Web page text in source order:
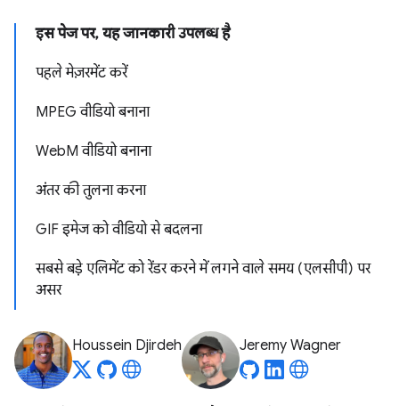
इस पेज पर, यह जानकारी उपलब्ध है
पहले मेज़रमेंट करें
MPEG वीडियो बनाना
WebM वीडियो बनाना
अंतर की तुलना करना
GIF इमेज को वीडियो से बदलना
सबसे बड़े एलिमेंट को रेंडर करने में लगने वाले समय (एलसीपी) पर
असर
Houssein Djirdeh Jeremy Wagner